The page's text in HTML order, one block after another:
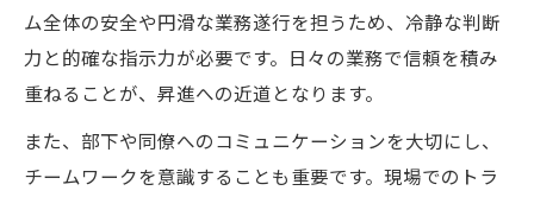
ム全体の安全や円滑な業務遂行を担うため、冷静な判断
力と的確な指示力が必要です。日々の業務で信頼を積み
重ねることが、昇進への近道となります。
また、部下や同僚へのコミュニケーションを大切にし、
チームワークを意識することも重要です。現場でのトラ